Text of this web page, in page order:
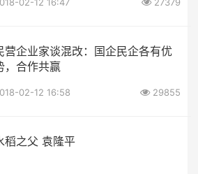
营企业家谈混改：国企民企各有优
，合作共赢
02-12 16:58 29855
稻之父 袁隆平